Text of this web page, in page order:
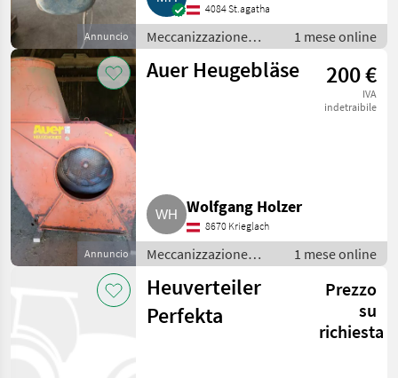
Annuncio
4084 St.agatha
Meccanizzazione
interna / Fienagione
1 mese online
Annuncio
Auer Heugebläse 200 €
IVA
indetraibile
Wolfgang Holzer
8670 Krieglach
Meccanizzazione
interna / Fienagione
1 mese online
Heuverteiler
Perfekta
Prezzo
su
richiesta